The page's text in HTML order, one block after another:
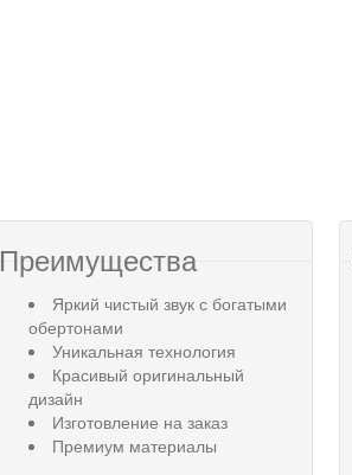
Преимущества
Яркий чистый звук с богатыми
обертонами
Уникальная технология
Красивый оригинальный
дизайн
Изготовление на заказ
Премиум материалы